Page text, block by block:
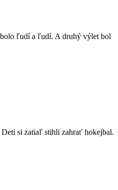
bolo ľudí a ľudí. A druhý výlet bol
si zatiaľ stihli zahrať hokejbal.